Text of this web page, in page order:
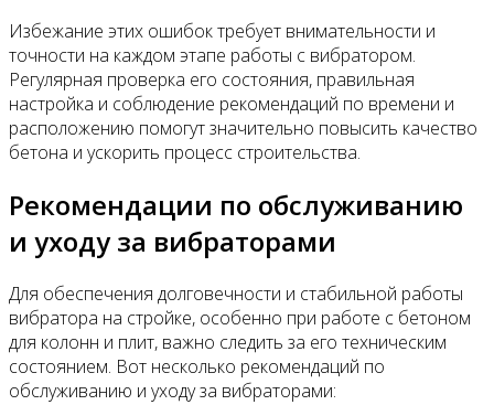
Избежание этих ошибок требует внимательности и
точности на каждом этапе работы с вибратором.
Регулярная проверка его состояния, правильная
настройка и соблюдение рекомендаций по времени и
расположению помогут значительно повысить качество
бетона и ускорить процесс строительства.
Рекомендации по обслуживанию
и уходу за вибраторами
Для обеспечения долговечности и стабильной работы
вибратора на стройке, особенно при работе с бетоном
для колонн и плит, важно следить за его техническим
состоянием. Вот несколько рекомендаций по
обслуживанию и уходу за вибраторами: